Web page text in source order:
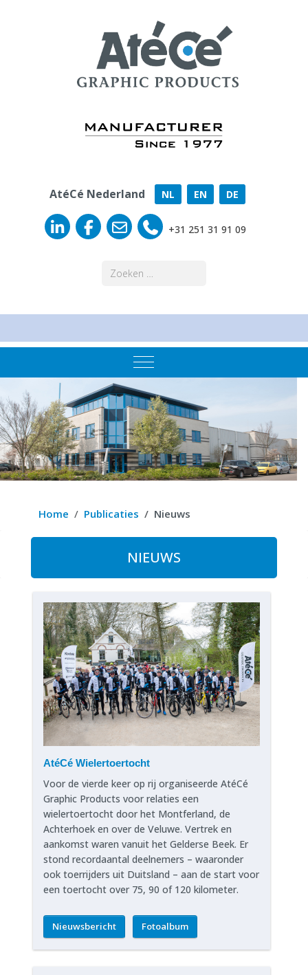
AtéCé Nederland NL EN DE
+31 251 31 91 09
Mobile Menu Toggle
Home Publicaties Nieuws
NIEUWS
AtéCé Wielertoertocht
Voor de vierde keer op rij organiseerde AtéCé
Graphic Products voor relaties een
wielertoertocht door het Montferland, de
Achterhoek en over de Veluwe. Vertrek en
aankomst waren vanuit het Gelderse Beek. Er
stond recordaantal deelnemers – waaronder
ook toerrijders uit Duitsland – aan de start voor
een toertocht over 75, 90 of 120 kilometer.
Nieuwsbericht Fotoalbum